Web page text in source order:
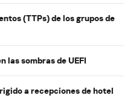
(TTPs) de los grupos de
las sombras de UEFI
a recepciones de hotel